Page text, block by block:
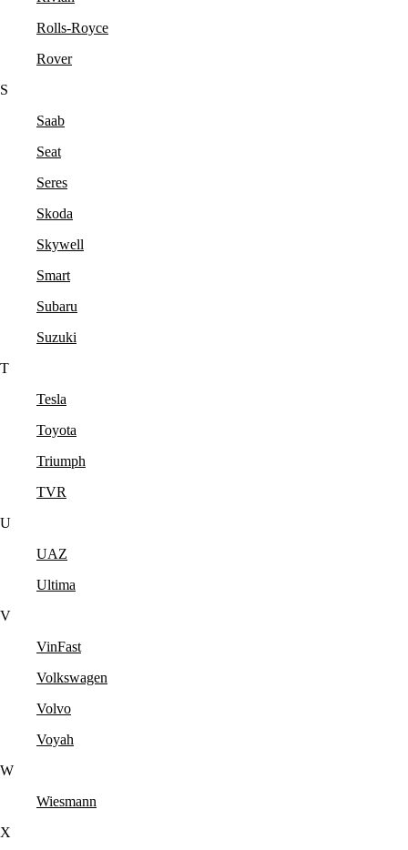
Rolls-Royce
Rover
S
Saab
Seat
Seres
Skoda
Skywell
Smart
Subaru
Suzuki
T
Tesla
Toyota
Triumph
TVR
U
UAZ
Ultima
V
VinFast
Volkswagen
Volvo
Voyah
W
Wiesmann
X